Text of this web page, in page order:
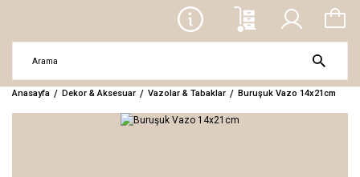
Anasayfa Dekor & Aksesuar Vazolar & Tabaklar Buruşuk Vazo 14x21cm